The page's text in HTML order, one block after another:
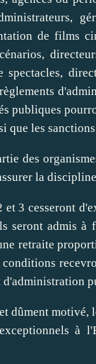
de films
publiques
les
des
la
3 cesseront
seront admis
retraite
d'administration
dûment motivé,
à